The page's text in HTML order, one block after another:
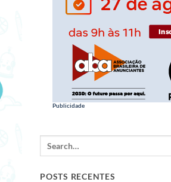
Publicidade
POSTS RECENTES